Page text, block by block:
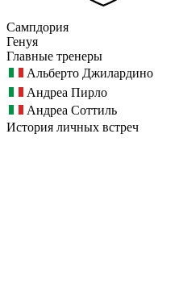
Сампдория
Генуя
Главные тренеры
Альберто Джилардино
Андреа Пирло
Андреа Соттиль
История личных встреч